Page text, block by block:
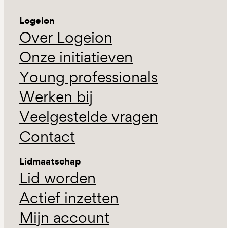
Logeion
Over Logeion
Onze initiatieven
Young professionals
Werken bij
Veelgestelde vragen
Contact
Lidmaatschap
Lid worden
Actief inzetten
Mijn account